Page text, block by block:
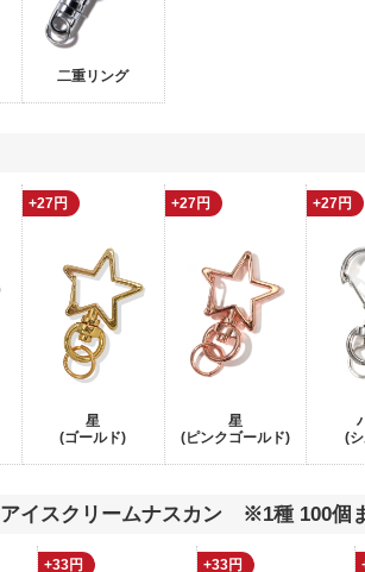
二重リング
星
(ゴールド)
+27円
星
(ピンクゴールド)
+27円
(
+27円
アイスクリームナスカン ※1種 100個
+33円 +33円